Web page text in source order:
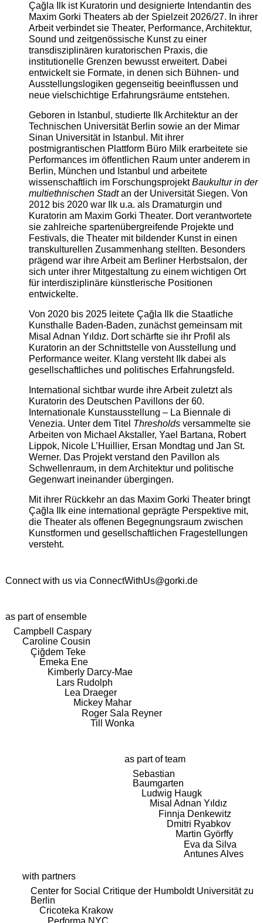
Çağla Ilk ist Kuratorin und designierte Intendantin des
Maxim Gorki Theaters ab der Spielzeit 2026/27. In ihrer
Arbeit verbindet sie Theater, Performance, Architektur,
Sound und zeitgenössische Kunst zu einer
transdisziplinären kuratorischen Praxis, die
institutionelle Grenzen bewusst erweitert. Dabei
entwickelt sie Formate, in denen sich Bühnen- und
Ausstellungslogiken gegenseitig beeinflussen und
neue vielschichtige Erfahrungsräume entstehen.
Geboren in Istanbul, studierte Ilk Architektur an der
Technischen Universität Berlin sowie an der Mimar
Sinan Universität in Istanbul. Mit ihrer
postmigrantischen Plattform Büro Milk erarbeitete sie
Performances im öffentlichen Raum unter anderem in
Berlin, München und Istanbul und arbeitete
wissenschaftlich im ForschungsprojektBaukultur in der
multiethnischen Stadtan der Universität Siegen. Von
2012 bis 2020 war Ilk u.a. als Dramaturgin und
Kuratorin am Maxim Gorki Theater. Dort verantwortete
sie zahlreiche spartenübergreifende Projekte und
Festivals, die Theater mit bildender Kunst in einen
transkulturellen Zusammenhang stellten. Besonders
prägend war ihre Arbeit am Berliner Herbstsalon, der
sich unter ihrer Mitgestaltung zu einem wichtigen Ort
für interdisziplinäre künstlerische Positionen
entwickelte.
Von 2020 bis 2025 leitete Çağla Ilk die Staatliche
Kunsthalle Baden-Baden, zunächst gemeinsam mit
Misal Adnan Yıldız. Dort schärfte sie ihr Profil als
Kuratorin an der Schnittstelle von Ausstellung und
Performance weiter. Klang versteht Ilk dabei als
gesellschaftliches und politisches Erfahrungsfeld.
International sichtbar wurde ihre Arbeit zuletzt als
Kuratorin des Deutschen Pavillons der 60.
Internationale Kunstausstellung – La Biennale di
Venezia. Unter dem Titel Thresholdsversammelte sie
Arbeiten von Michael Akstaller, Yael Bartana, Robert
Lippok, Nicole L’Huillier, Ersan Mondtag und Jan St.
Werner. Das Projekt verstand den Pavillon als
Schwellenraum, in dem Architektur und politische
Gegenwart ineinander übergingen.
Mit ihrer Rückkehr an das Maxim Gorki Theater bringt
Çağla Ilk eine international geprägte Perspektive mit,
die Theater als offenen Begegnungsraum zwischen
Kunstformen und gesellschaftlichen Fragestellungen
versteht.
Connect with us via ConnectWithUs@gorki.de
as part of ensemble
Campbell Caspary
Caroline Cousin
Çiğdem Teke
Emeka Ene
Kimberly Darcy-Mae
Lars Rudolph
Lea Draeger
Mickey Mahar
Roger Sala Reyner
Till Wonka
as part of team
Sebastian
Baumgarten
Ludwig Haugk
Misal Adnan Yıldız
Finnja Denkewitz
Dmitri Ryabkov
Martin Györffy
Eva da Silva
Antunes Alves
with partners
Center for Social Critique der Humboldt Universität zu
Berlin
Cricoteka Krakow
Performa NYC